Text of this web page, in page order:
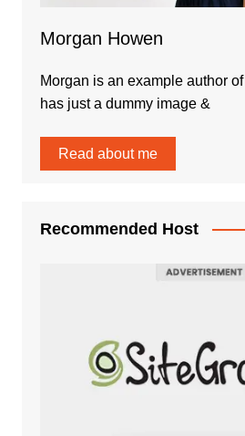
Morgan Howen
Morgan is an example author
has just a dummy image &
Read about me
Recommended Host